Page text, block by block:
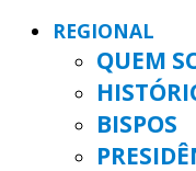
REGIONAL
QUEM
BISPOS